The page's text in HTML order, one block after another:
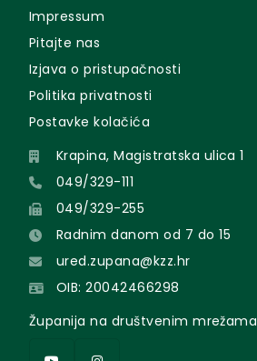
Impressum
Pitajte nas
Izjava o pristupačnosti
Politika privatnosti
Postavke kolačića
Krapina, Magistratska ulica 1
049/329-111
049/329-255
Radnim danom od 7 do 15
ured.zupana@kzz.hr
OIB: 20042466298
Županija na društvenim mrežama